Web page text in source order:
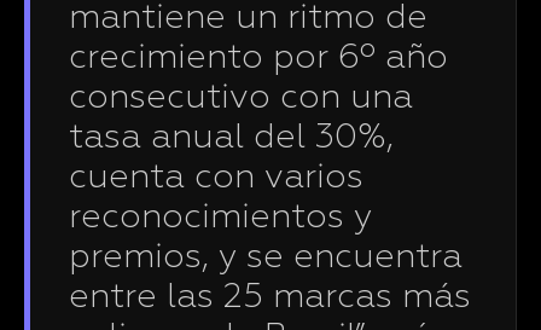
mantiene un ritmo de
crecimiento por 6º año
consecutivo con una
tasa anual del 30%,
cuenta con varios
reconocimientos y
premios, y se encuentra
entre las 25 marcas más